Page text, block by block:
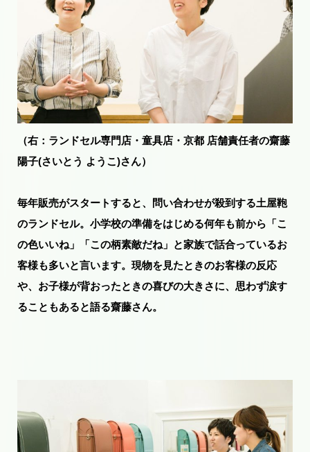
（右：ランドセル専門店・童具店・京都 店舗責任者の齋藤
陽子(さいとう ようこ)さん）
毎年販売がスタートすると、問い合わせが殺到する土屋鞄
のランドセル。小学校の準備をはじめる何年も前から「こ
の色いいね」「この柄素敵だね」と家族で話合っているお
客様も多いと言います。現物を見たときのお客様の反応
や、お子様が背おったときの喜びの大きさに、思わず涙す
ることもあると語る齋藤さん。